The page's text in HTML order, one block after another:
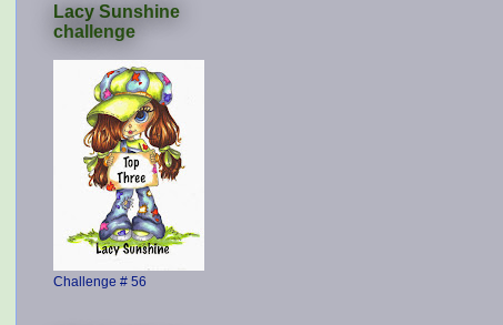
Lacy Sunshine
challenge
Challenge # 56